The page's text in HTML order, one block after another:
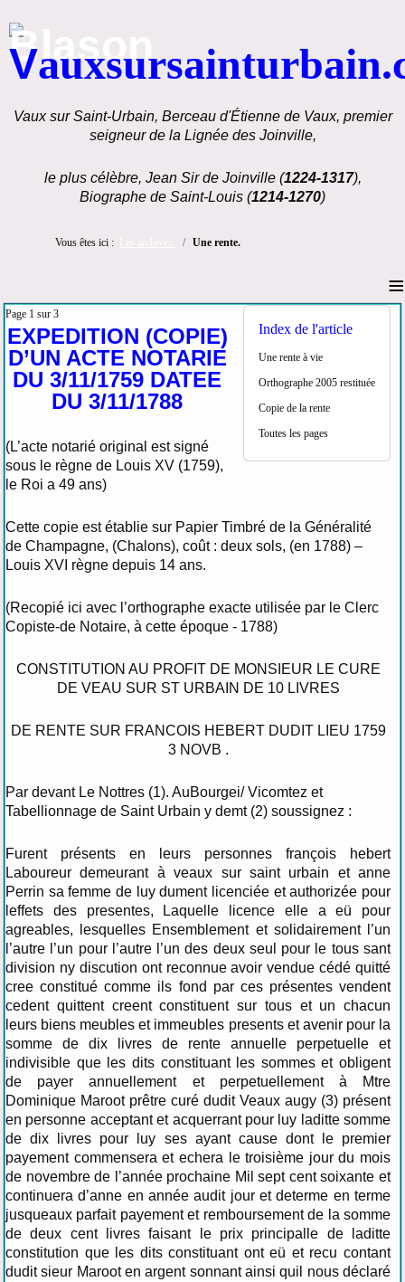
V
Vaux sur Saint-Urbain, Berceau d'Étienne de Vaux, premier
seigneur de la Lignée des Joinville,
le plus célèbre, Jean Sir de Joinville (1224-1317),
Biographe de Saint-Louis (1214-1270)
Vous êtes ici : Une rente.
≡
Index de l'article
Une rente à vie
Orthographe 2005 restituée
Copie de la rente
Toutes les pages
Page 1 sur 3
EXPEDITION (COPIE)
D’UN ACTE NOTARIE
DU 3/11/1759 DATEE
DU 3/11/1788
(L’acte notarié original est signé
sous le règne de Louis XV (1759),
le Roi a 49 ans)
Cette copie est établie sur Papier Timbré de la Généralité
de Champagne, (Chalons), coût : deux sols, (en 1788) –
Louis XVI règne depuis 14 ans.
(Recopié ici avec l’orthographe exacte utilisée par le Clerc
Copiste-de Notaire, à cette époque - 1788)
CONSTITUTION AU PROFIT DE MONSIEUR LE CURE
DE VEAU SUR ST URBAIN DE 10 LIVRES
DE RENTE SUR FRANCOIS HEBERT DUDIT LIEU 1759
3 NOVB .
Par devant Le Nottres (1). AuBourgei/ Vicomtez et
Tabellionnage de Saint Urbain y demt (2) soussignez :
Furent présents en leurs personnes françois hebert
Laboureur demeurant à veaux sur saint urbain et anne
Perrin sa femme de luy dument licenciée et authorizée pour
leffets des presentes, Laquelle licence elle a eü pour
agreables, lesquelles Ensemblement et solidairement l’un
l’autre l’un pour l’autre l’un des deux seul pour le tous sant
division ny discution ont reconnue avoir vendue cédé quitté
cree constitué comme ils fond par ces présentes vendent
cedent quittent creent constituent sur tous et un chacun
leurs biens meubles et immeubles presents et avenir pour la
somme de dix livres de rente annuelle perpetuelle et
indivisible que les dits constituant les sommes et obligent
de payer annuellement et perpetuellement à Mtre
Dominique Maroot prêtre curé dudit Veaux augy (3) présent
en personne acceptant et acquerrant pour luy laditte somme
de dix livres pour luy ses ayant cause dont le premier
payement commensera et echera le troisième jour du mois
de novembre de l’année prochaine Mil sept cent soixante et
continuera d’anne en année audit jour et determe en terme
jusqueaux parfait payement et remboursement de la somme
de deux cent livres faisant le prix principalle de laditte
constitution que les dits constituant ont eü et recu contant
dudit sieur Maroot en argent sonnant ainsi quil nous déclaré